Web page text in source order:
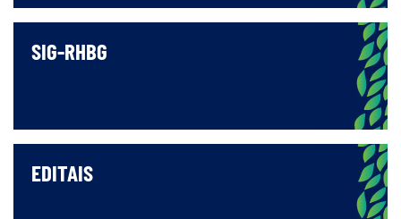
SIG-RHBG
EDITAIS